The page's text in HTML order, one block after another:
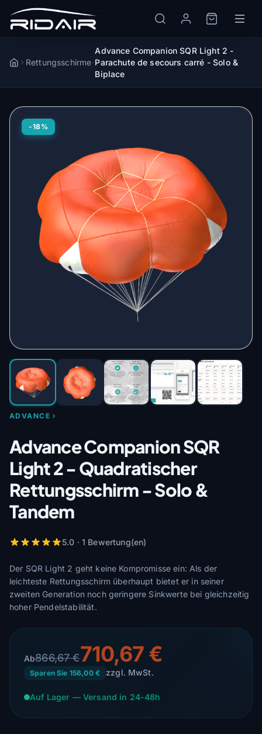
AccueilRettungsschirme
Advance Companion SQR Light 2 -
Parachute de secours carré - Solo &
Biplace
-18%
ADVANCE
Advance Companion SQR
Light 2 - Quadratischer
Rettungsschirm - Solo &
Tandem
5.0 · 1 Bewertung(en)
Der SQR Light 2 geht keine Kompromisse ein: Als der
leichteste Rettungsschirm überhaupt bietet er in seiner
zweiten Generation noch geringere Sinkwerte bei gleichzeitig
hoher Pendelstabilität.
Ab866,67 €710,67 €
Sparen Sie 156,00 € zzgl. MwSt.
Auf Lager — Versand in 24-48h